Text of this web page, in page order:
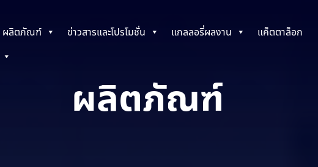
ผลิตภัณฑ์ ข่าวสารและโปรโมชั่น แกลลอรี่ผลงาน
แค็ตตาล็อก
ผลิตภัณฑ์